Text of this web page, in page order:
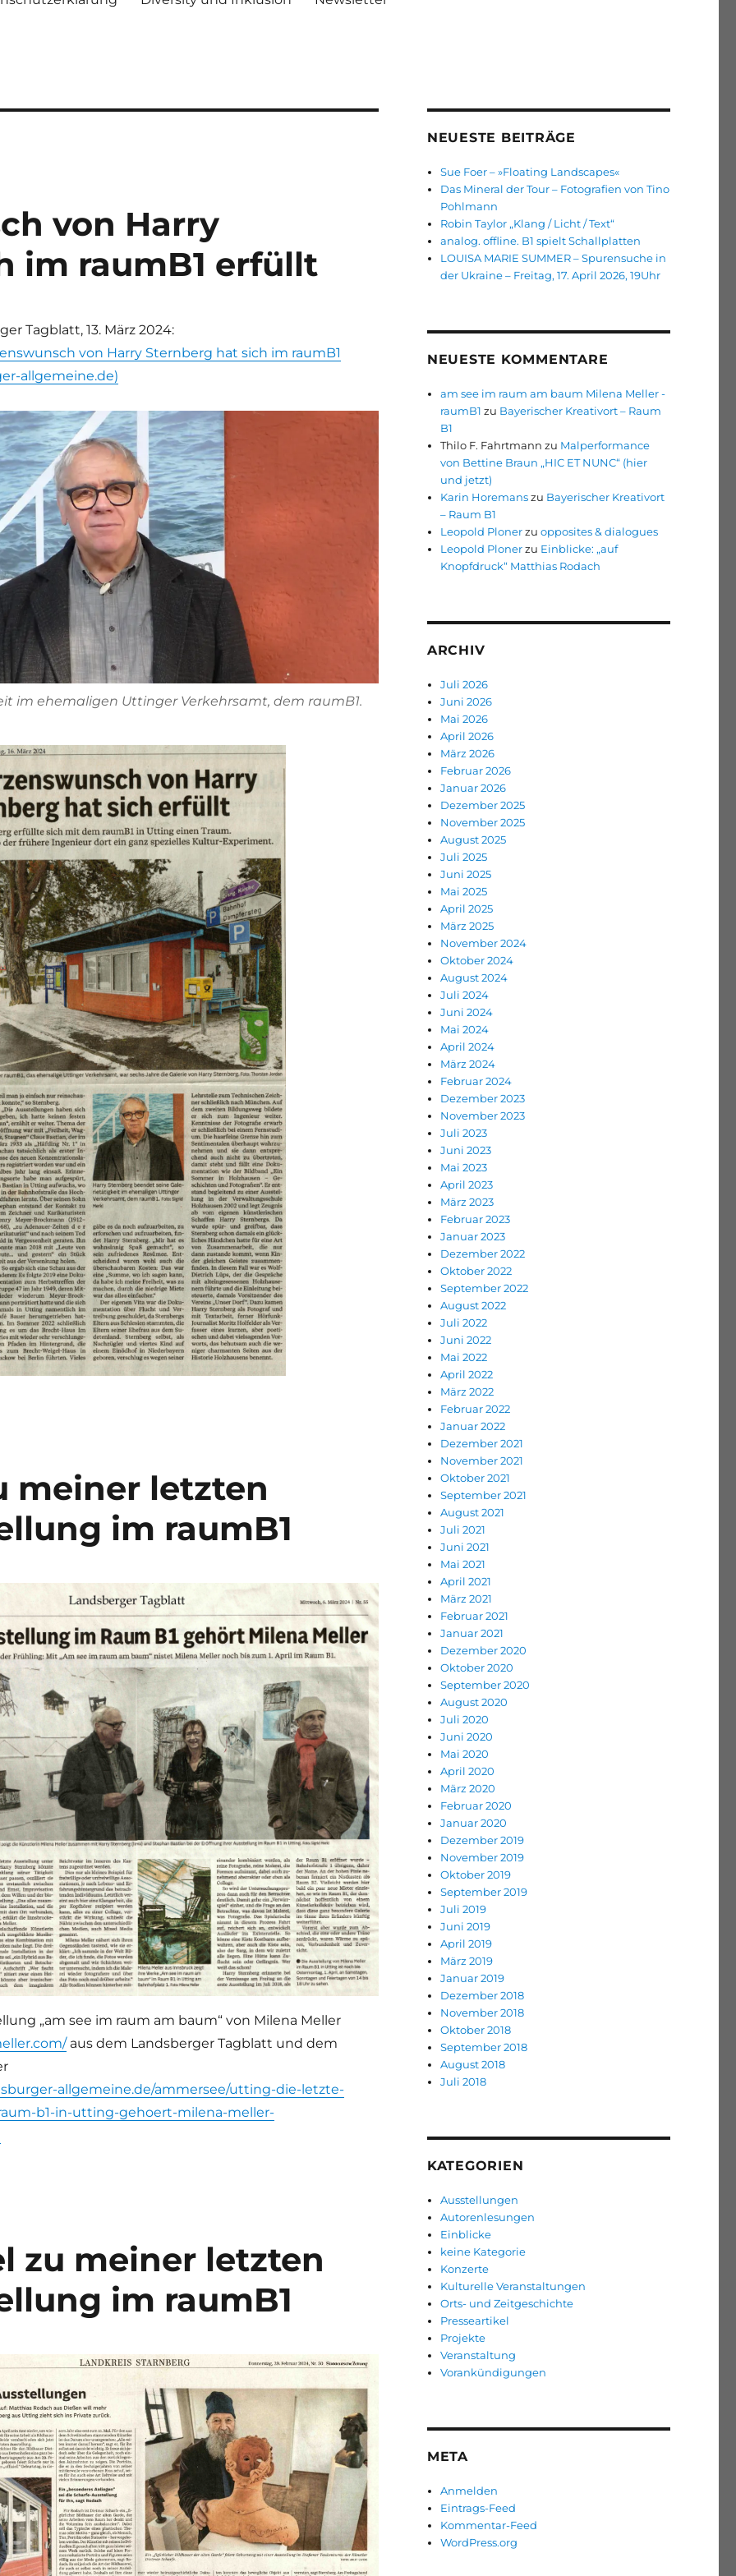
von Harry
im raumB1 erfüllt
Tagblatt, 13. März 2024:
von Harry Sternberg hat sich im raumB1
allgemeine.de)
im ehemaligen Uttinger Verkehrsamt, dem raumB1.
meiner letzten
im raumB1
„am see im raum am baum“ von Milena Meller
aus dem Landsberger Tagblatt und dem
allgemeine.de/ammersee/utting-die-letzte-
b1-in-utting-gehoert-milena-meller-
zu meiner letzten
im raumB1
NEUESTE BEITRÄGE
Sue Foer – »Floating Landscapes«
Das Mineral der Tour – Fotografien von Tino
Pohlmann
Robin Taylor „Klang / Licht / Text“
analog. offline. B1 spielt Schallplatten
LOUISA MARIE SUMMER – Spurensuche in
der Ukraine – Freitag, 17. April 2026, 19Uhr
NEUESTE KOMMENTARE
am see im raum am baum Milena Meller -
raumB1 zu Bayerischer Kreativort – Raum
B1
Thilo F. Fahrtmann zu Malperformance
von Bettine Braun „HIC ET NUNC“ (hier
und jetzt)
Karin Horemanszu Bayerischer Kreativort
– Raum B1
Leopold Plonerzuopposites & dialogues
Leopold Plonerzu Einblicke: „auf
Knopfdruck“ Matthias Rodach
ARCHIV
Juli 2026
Juni 2026
Mai 2026
April 2026
März 2026
Februar 2026
Januar 2026
Dezember 2025
November 2025
August 2025
Juli 2025
Juni 2025
Mai 2025
April 2025
März 2025
November 2024
Oktober 2024
August 2024
Juli 2024
Juni 2024
Mai 2024
April 2024
März 2024
Februar 2024
Dezember 2023
November 2023
Juli 2023
Juni 2023
Mai 2023
April 2023
März 2023
Februar 2023
Januar 2023
Dezember 2022
Oktober 2022
September 2022
August 2022
Juli 2022
Juni 2022
Mai 2022
April 2022
März 2022
Februar 2022
Januar 2022
Dezember 2021
November 2021
Oktober 2021
September 2021
August 2021
Juli 2021
Juni 2021
Mai 2021
April 2021
März 2021
Februar 2021
Januar 2021
Dezember 2020
Oktober 2020
September 2020
August 2020
Juli 2020
Juni 2020
Mai 2020
April 2020
März 2020
Februar 2020
Januar 2020
Dezember 2019
November 2019
Oktober 2019
September 2019
Juli 2019
Juni 2019
April 2019
März 2019
Januar 2019
Dezember 2018
November 2018
Oktober 2018
September 2018
August 2018
Juli 2018
KATEGORIEN
Ausstellungen
Autorenlesungen
Einblicke
keine Kategorie
Konzerte
Kulturelle Veranstaltungen
Orts- und Zeitgeschichte
Presseartikel
Projekte
Veranstaltung
Vorankündigungen
META
Anmelden
Eintrags-Feed
Kommentar-Feed
WordPress.org